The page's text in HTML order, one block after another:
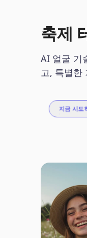
축제
AI 얼굴 기
고, 특별한
지금 시도